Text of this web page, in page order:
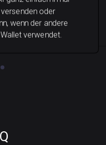
oder
wenn der andere
verwendet.